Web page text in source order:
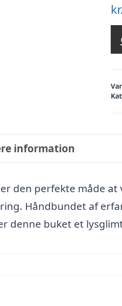
kr.
information
er den perfekte
Håndbundet af
denne buket et